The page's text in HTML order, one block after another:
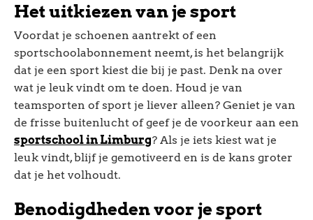
Het uitkiezen van je sport
Voordat je schoenen aantrekt of een
sportschoolabonnement neemt, is het belangrijk
dat je een sport kiest die bij je past. Denk na over
wat je leuk vindt om te doen. Houd je van
teamsporten of sport je liever alleen? Geniet je van
de frisse buitenlucht of geef je de voorkeur aan een
sportschool in Limburg? Als je iets kiest wat je
leuk vindt, blijf je gemotiveerd en is de kans groter
dat je het volhoudt.
Benodigdheden voor je sport